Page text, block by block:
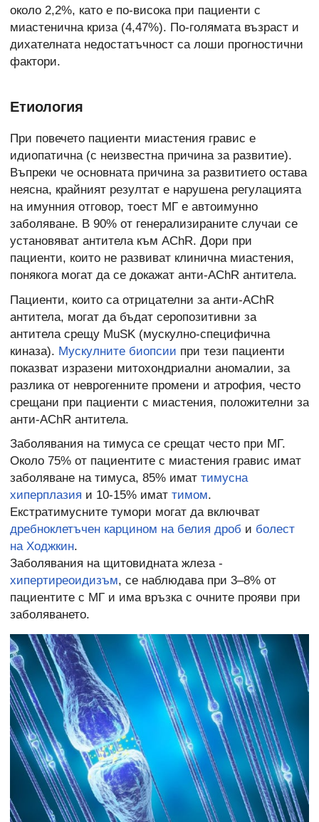
около 2,2%, като е по-висока при пациенти с
миастенична криза (4,47%). По-голямата възраст и
дихателната недостатъчност са лоши прогностични
фактори.
Етиология
При повечето пациенти миастения гравис е
идиопатична (с неизвестна причина за развитие).
Въпреки че основната причина за развитието остава
неясна, крайният резултат е нарушена регулацията
на имунния отговор, тоест МГ е автоимунно
заболяване. В 90% от генерализираните случаи се
установяват антитела към AChR. Дори при
пациенти, които не развиват клинична миастения,
понякога могат да се докажат анти-AChR антитела.
Пациенти, които са отрицателни за анти-AChR
антитела, могат да бъдат серопозитивни за
антитела срещу MuSK (мускулно-специфична
киназа). Мускулните биопсии при тези пациенти
показват изразени митохондриални аномалии, за
разлика от неврогенните промени и атрофия, често
срещани при пациенти с миастения, положителни за
анти-AChR антитела.
Заболявания на тимуса се срещат често при МГ.
Около 75% от пациентите с миастения гравис имат
заболяване на тимуса, 85% имат тимусна
хиперплазия и 10-15% имат тимом.
Екстратимусните тумори могат да включват
дребноклетъчен карцином на белия дроб и болест
на Ходжкин.
Заболявания на щитовидната жлеза -
хипертиреоидизъм, се наблюдава при 3–8% от
пациентите с МГ и има връзка с очните прояви при
заболяването.